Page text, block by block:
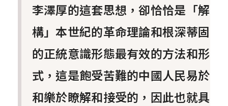
李澤厚的這套思想，卻恰恰是「解
構」本世紀的革命理論和根深蒂固
的正統意識形態最有效的方法和形
式，這是飽受苦難的中國人民易於
和樂於瞭解和接受的，因此也就具